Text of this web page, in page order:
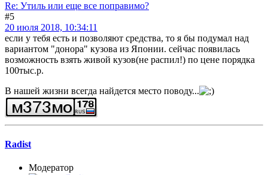
Re: Утиль или еще все поправимо?
#5
20 июля 2018, 10:34:11
если у тебя есть и позволяют средства, то я бы подумал над
вариантом "донора" кузова из Японии. сейчас появилась
возможность взять живой кузов(не распил!) по цене порядка
100тыс.р.
В нашей жизни всегда найдется место поводу...
Radist
Модератор